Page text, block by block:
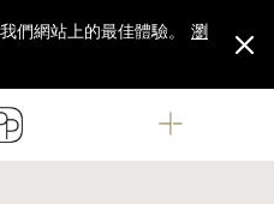
瀏
們網站上的最佳體驗。
瀏